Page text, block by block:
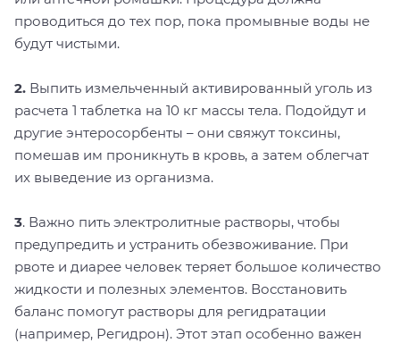
проводиться до тех пор, пока промывные воды не
будут чистыми.
2. Выпить измельченный активированный уголь из
расчета 1 таблетка на 10 кг массы тела. Подойдут и
другие энтеросорбенты – они свяжут токсины,
помешав им проникнуть в кровь, а затем облегчат
их выведение из организма.
3. Важно пить электролитные растворы, чтобы
предупредить и устранить обезвоживание. При
рвоте и диарее человек теряет большое количество
жидкости и полезных элементов. Восстановить
баланс помогут растворы для регидратации
(например, Регидрон). Этот этап особенно важен